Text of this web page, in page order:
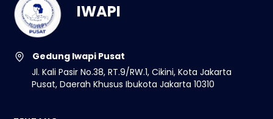
IWAPI
Gedung Iwapi Pusat
Jl. Kali Pasir No.38, RT.9/RW.1, Cikini, Kota Jakarta
Pusat, Daerah Khusus Ibukota Jakarta 10310